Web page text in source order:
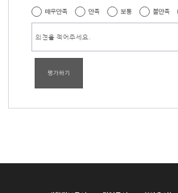
매우만족 만족 보통 불만족
평가하기